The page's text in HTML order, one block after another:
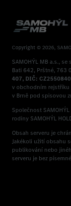
Copyright © 2026,
SAMOHÝL MB a.s.,
Bati 642, Prštné, 763
407, DIČ:
v obchodním rejstříku
v Brně pod spisovou
Společnost
rodiny SAMOHÝL
Obsah serveru je
Jakékoli užití obsahu
publikování nebo
serveru je bez